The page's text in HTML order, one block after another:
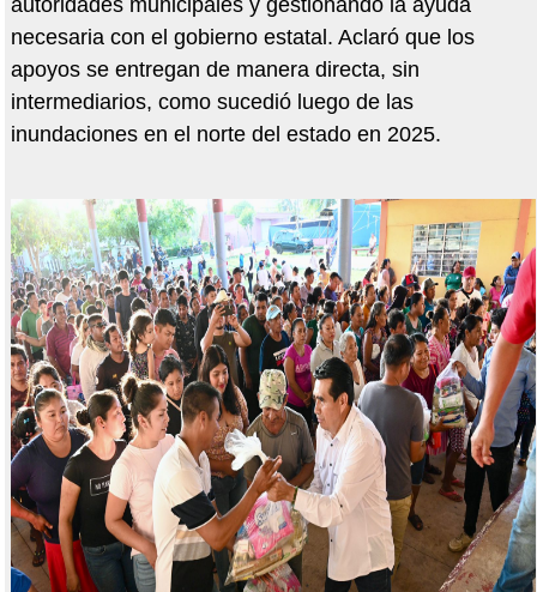
autoridades municipales y gestionando la ayuda
necesaria con el gobierno estatal. Aclaró que los
apoyos se entregan de manera directa, sin
intermediarios, como sucedió luego de las
inundaciones en el norte del estado en 2025.